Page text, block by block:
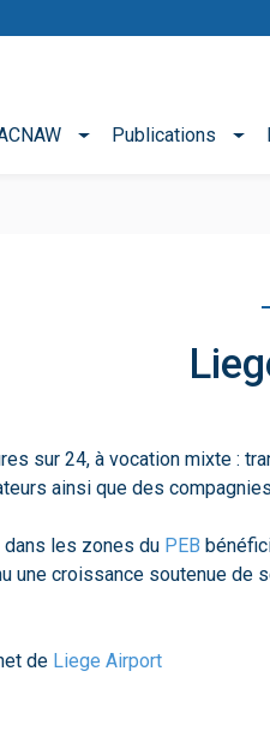
Publications
sur 24, à vocation mixte :
ainsi que des
les zones du PEB
une croissance soutenue
de Liege Airport